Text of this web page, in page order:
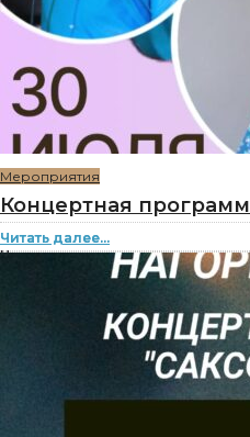
Мероприятия
Концертная
Читать далее...